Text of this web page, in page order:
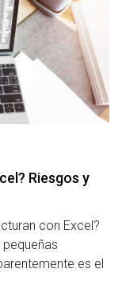
Riesgos y
con Excel?
es el